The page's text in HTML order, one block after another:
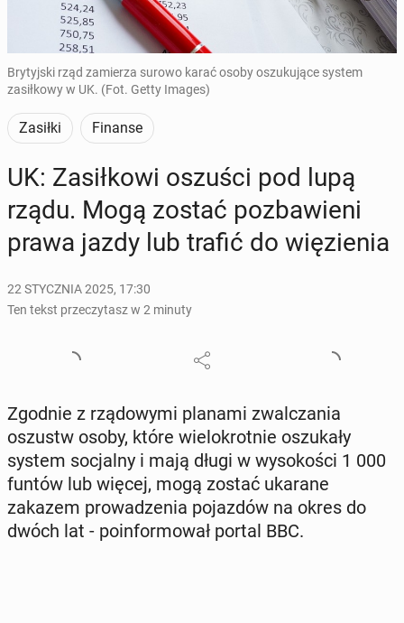
Brytyjski rząd zamierza surowo karać osoby oszukujące system
zasiłkowy w UK. (Fot. Getty Images)
Zasiłki Finanse
UK: Za­sił­ko­wi oszuści pod lupą
rządu. Mogą zostać po­zba­wie­ni
prawa jazdy lub trafić do wię­zie­nia
22 STYCZNIA 2025, 17:30
Ten tekst przeczytasz w 2 minuty
Zgodnie z rzą­do­wy­mi planami zwal­cza­nia
oszustw osoby, które wie­lo­krot­nie oszu­ka­ły
system so­cjal­ny i mają długi w wy­so­ko­ści 1 000
funtów lub więcej, mogą zostać ukarane
zakazem pro­wa­dze­nia po­jaz­dów na okres do
dwóch lat - po­in­for­mo­wał portal BBC.